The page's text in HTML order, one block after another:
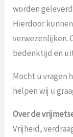
worden
Hierdoor
verwezenlijken.
bedenktijd en
Mocht u vragen
helpen wij u
Over de
Vrijheid,